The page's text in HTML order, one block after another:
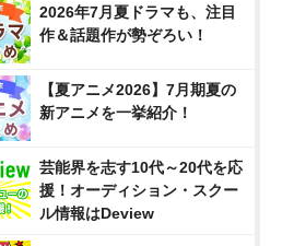
2026年7月夏ドラマも、注目
作＆話題作が勢ぞろい！
【夏アニメ2026】7月期夏の
新アニメを一挙紹介！
芸能界を志す10代～20代を応
援！オーディション・スクー
ル情報はDeview